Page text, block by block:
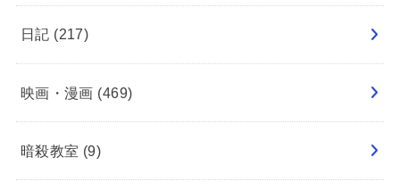
日記 (217)
映画・漫画 (469)
暗殺教室 (9)